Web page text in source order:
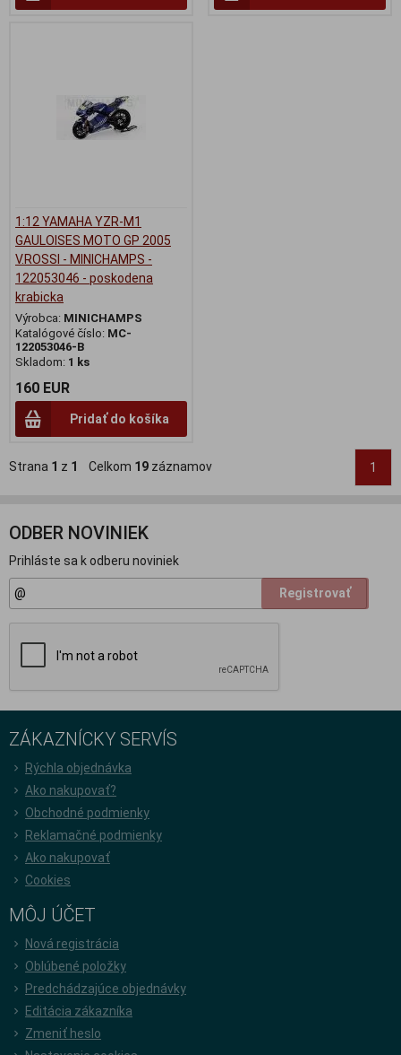
1:12 YAMAHA YZR-M1
GAULOISES MOTO GP 2005
V.ROSSI - MINICHAMPS -
122053046 - poskodena
krabicka
Výrobca: MINICHAMPS
Katalógové číslo: MC-
122053046-B
Skladom: 1 ks
160 EUR
Pridať do košíka
Strana 1 z 1 Celkom 19 záznamov 1
ODBER NOVINIEK
Prihláste sa k odberu noviniek
Registrovať
ZÁKAZNÍCKY SERVÍS
Rýchla objednávka
Ako nakupovať?
Obchodné podmienky
Reklamačné podmienky
Ako nakupovať
Cookies
MÔJ ÚČET
Nová registrácia
Oblúbené položky
Predchádzajúce objednávky
Editácia zákazníka
Zmeniť heslo